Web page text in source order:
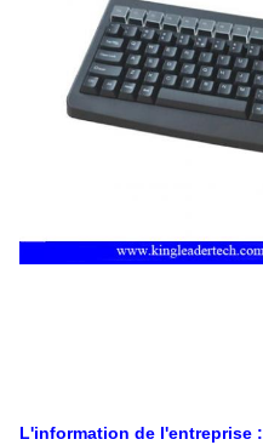
L'information de l'entreprise :